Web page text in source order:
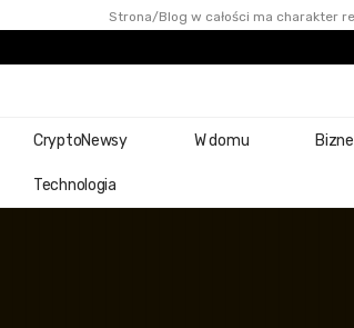
Strona/Blog w całości ma charakter
CryptoNewsy W domu
Technologia